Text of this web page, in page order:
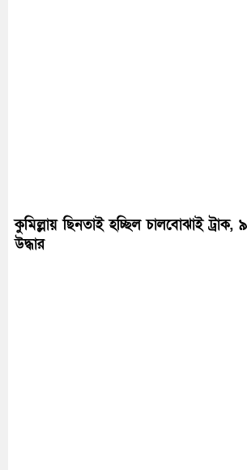
কুমিল্লায় ছিনতাই হচ্ছিল চালবোঝাই ট্রাক,
উদ্ধার